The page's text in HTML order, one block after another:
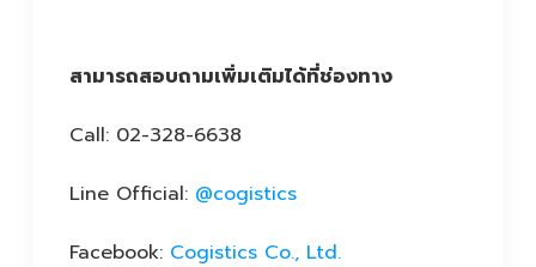
สามารถสอบถามเพิ่มเติมได้ที่ช่องทาง
Call: 02-328-6638
Line Official: @cogistics
Facebook: Cogistics Co., Ltd.